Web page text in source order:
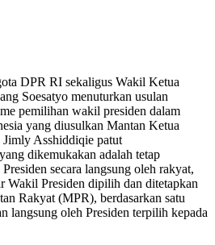
DPR RI sekaligus Wakil Ketua
Soesatyo menuturkan usulan
pemilihan wakil presiden dalam
yang diusulkan Mantan Ketua
Asshiddiqie patut
dikemukakan adalah tetap
secara langsung oleh rakyat,
Wakil Presiden dipilih dan ditetapkan
Rakyat (MPR), berdasarkan satu
langsung oleh Presiden terpilih kepada